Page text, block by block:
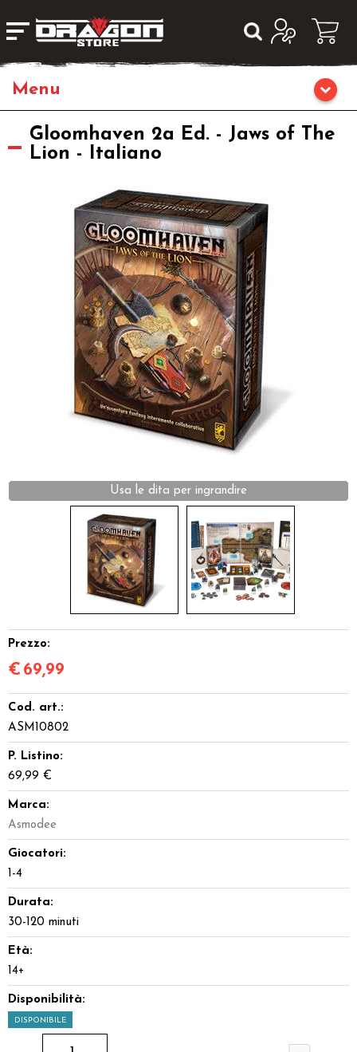
Giochi da Tavolo
Librigame
Giochi di Carte Collezionabili
Offerte del Dragone
Gloomhaven 2a Ed. - Jaws of The
Lion - Italiano
Prezzo:
€ 69,99
Cod. art.:
ASM10802
P. Listino:
69,99 €
Marca:
Asmodee
Giocatori:
1-4
Durata:
30-120 minuti
Età:
14+
Disponibilità:
DISPONIBILE